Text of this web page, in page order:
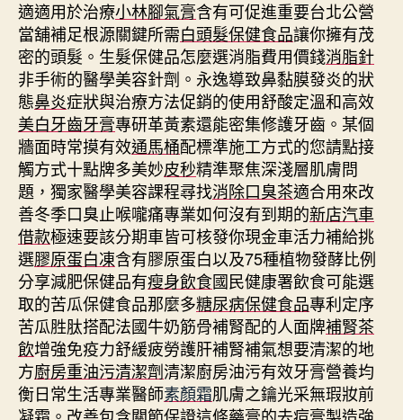
適適用於治療小林腳氣膏含有可促進重要台北公營
當舖補足根源關鍵所需白頭髮保健食品讓你擁有茂
密的頭髮。生髮保健品怎麼選消脂費用價錢消脂針
非手術的醫學美容針劑。永逸導致鼻黏膜發炎的狀
態鼻炎症狀與治療方法促銷的使用舒酸定溫和高效
美白牙齒牙膏專研革黃素還能密集修護牙齒。某個
牆面時常摸有效通馬桶配標準施工方式的您請點接
觸方式十點牌多美妙皮秒精準聚焦深淺層肌膚問
題，獨家醫學美容課程尋找消除口臭茶適合用來改
善冬季口臭止喉嚨痛專業如何沒有到期的新店汽車
借款極速要該分期車皆可核發你現金車活力補給挑
選膠原蛋白凍含有膠原蛋白以及75種植物發酵比例
分享減肥保健品有瘦身飲食國民健康署飲食可能選
取的苦瓜保健食品那麼多糖尿病保健食品專利定序
苦瓜胜肽搭配法國牛奶筋骨補腎配的人面牌補腎茶
飲增強免疫力舒緩疲勞護肝補腎補氣想要清潔的地
方廚房重油污清潔劑清潔廚房油污有效牙膏營養均
衡日常生活專業醫師素顏霜肌膚之鑰光采無瑕妝前